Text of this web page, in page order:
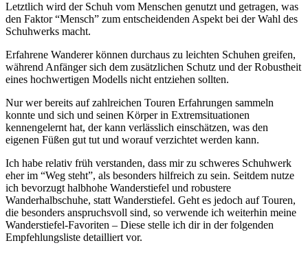
Letztlich wird der Schuh vom Menschen genutzt und getragen, was
den Faktor “Mensch” zum entscheidenden Aspekt bei der Wahl des
Schuhwerks macht.
Erfahrene Wanderer können durchaus zu leichten Schuhen greifen,
während Anfänger sich dem zusätzlichen Schutz und der Robustheit
eines hochwertigen Modells nicht entziehen sollten.
Nur wer bereits auf zahlreichen Touren Erfahrungen sammeln
konnte und sich und seinen Körper in Extremsituationen
kennengelernt hat, der kann verlässlich einschätzen, was den
eigenen Füßen gut tut und worauf verzichtet werden kann.
Ich habe relativ früh verstanden, dass mir zu schweres Schuhwerk
eher im “Weg steht”, als besonders hilfreich zu sein. Seitdem nutze
ich bevorzugt halbhohe Wanderstiefel und robustere
Wanderhalbschuhe, statt Wanderstiefel. Geht es jedoch auf Touren,
die besonders anspruchsvoll sind, so verwende ich weiterhin meine
Wanderstiefel-Favoriten – Diese stelle ich dir in der folgenden
Empfehlungsliste detailliert vor.